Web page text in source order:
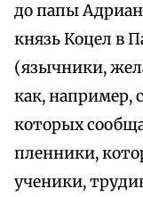
до папы
князь Коцел в
(язычники,
как, например,
которых
пленники,
ученики,